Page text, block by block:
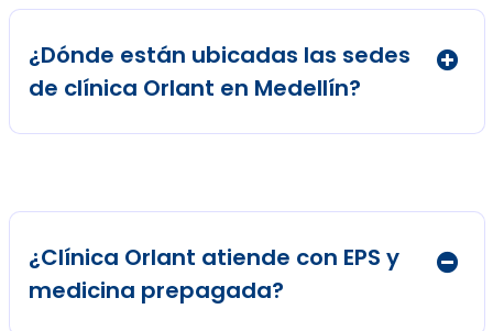
¿Dónde están ubicadas las sedes
de clínica Orlant en Medellín?
¿Clínica Orlant atiende con EPS y
medicina prepagada?